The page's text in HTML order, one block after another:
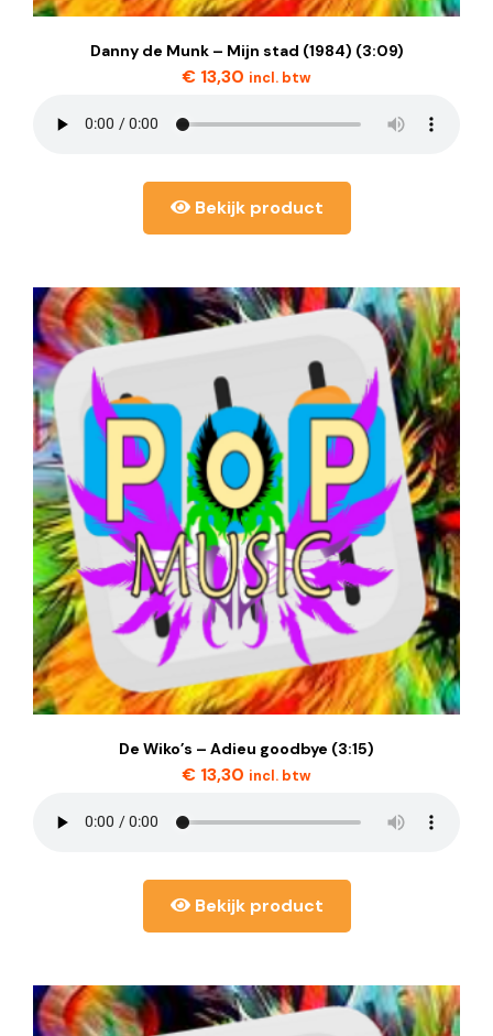
Danny de Munk – Mijn stad (1984) (3:09)
€ 13,30 incl. btw
Bekijk product
De Wiko’s – Adieu goodbye (3:15)
€ 13,30 incl. btw
Bekijk product